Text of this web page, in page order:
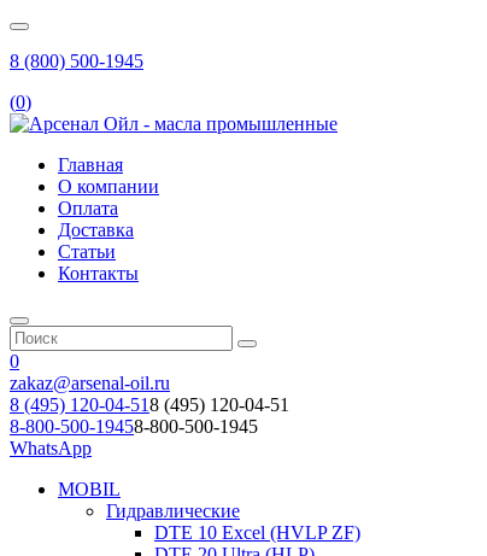
8 (800) 500-1945
(0)
Главная
О компании
Оплата
Доставка
Статьи
Контакты
0
zakaz@arsenal-oil.ru
8 (495) 120-04-518 (495) 120-04-51
8-800-500-19458-800-500-1945
WhatsApp
MOBIL
Гидравлические
DTE 10 Excel (HVLP ZF)